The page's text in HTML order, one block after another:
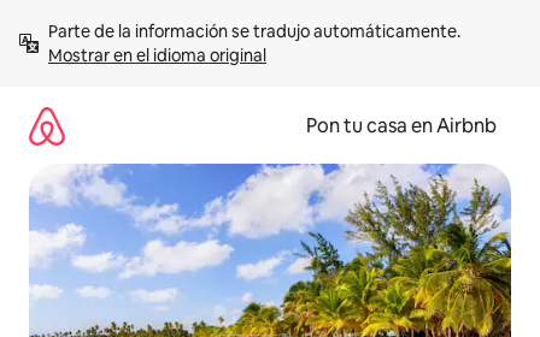
contenidoMostrar en el idioma original
Pon tu casa en Airbnb